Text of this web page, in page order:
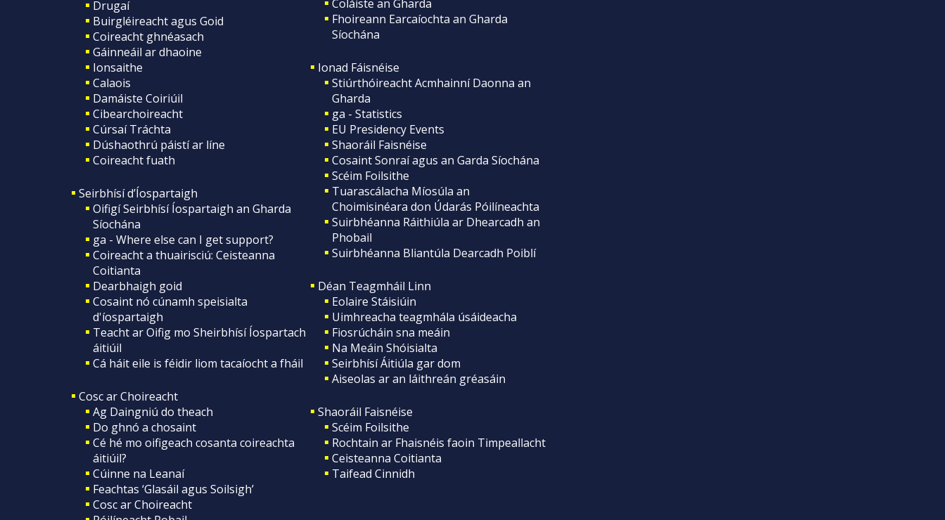
Drugaí
Buirgléireacht agus Goid
Coireacht ghnéasach
Gáinneáil ar dhaoine
Ionsaithe
Calaois
Damáiste Coiriúil
Cibearchoireacht
Cúrsaí Tráchta
Dúshaothrú páistí ar líne
Coireacht fuath
Seirbhísí d’Íospartaigh
Oifigí Seirbhísí Íospartaigh an Gharda
Síochána
ga - Where else can I get support?
Coireacht a thuairisciú: Ceisteanna
Coitianta
Dearbhaigh goid
Cosaint nó cúnamh speisialta
d'íospartaigh
Teacht ar Oifig mo Sheirbhísí Íospartach
áitiúil
Cá háit eile is féidir liom tacaíocht a fháil
Cosc ar Choireacht
Ag Daingniú do theach
Do ghnó a chosaint
Cé hé mo oifigeach cosanta coireachta
áitiúil?
Cúinne na Leanaí
Feachtas ‘Glasáil agus Soilsigh’
Cosc ar Choireacht
Coláiste an Gharda
Fhoireann Earcaíochta an Gharda
Síochána
Ionad Fáisnéise
Stiúrthóireacht Acmhainní Daonna an
Gharda
ga - Statistics
EU Presidency Events
Shaoráil Faisnéise
Cosaint Sonraí agus an Garda Síochána
Scéim Foilsithe
Tuarascálacha Míosúla an
Choimisinéara don Údarás Póilíneachta
Suirbhéanna Ráithiúla ar Dhearcadh an
Phobail
Suirbhéanna Bliantúla Dearcadh Poiblí
Déan Teagmháil Linn
Eolaire Stáisiúin
Uimhreacha teagmhála úsáideacha
Fiosrúcháin sna meáin
Na Meáin Shóisialta
Seirbhísí Áitiúla gar dom
Aiseolas ar an láithreán gréasáin
Shaoráil Faisnéise
Scéim Foilsithe
Rochtain ar Fhaisnéis faoin Timpeallacht
Ceisteanna Coitianta
Taifead Cinnidh